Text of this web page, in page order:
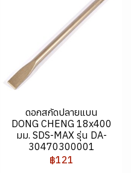
ดอกสกัดปลายแบน
DONG CHENG 18x400
มม. SDS-MAX รุ่น DA-
30470300001
฿121